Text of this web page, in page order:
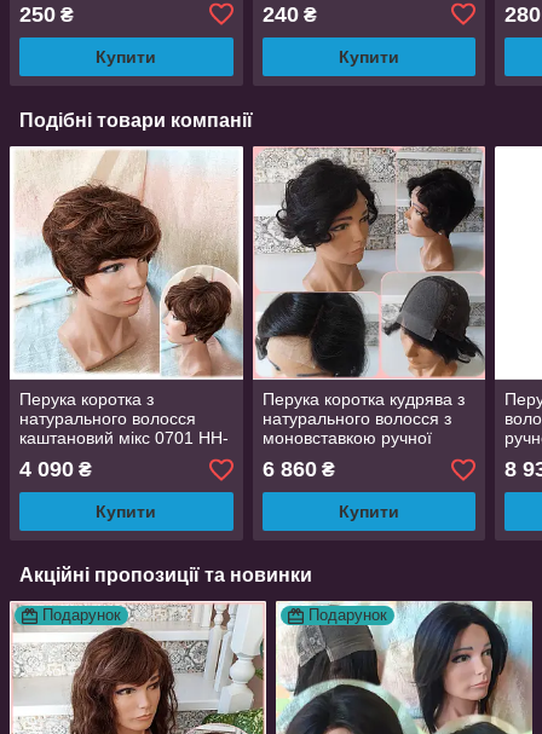
250 ₴
Купити
240₴
Купити
280
Подібні товари компанії
Перука коротка з
натурального волосся
каштановий мікс 0701 HH-
Р4/27
4 090 ₴
Купити
Перука коротка кудрява з
натурального волосся з
моновставкою ручної
роботи MAILI -2
6 860₴
Купити
8
Акційні пропозиції та новинки
Подарунок Подарунок